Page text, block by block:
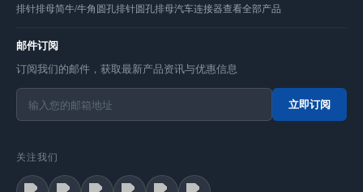
排针排母简牛/牛角圆孔排针圆孔排母汽车连接器查看全部产品
邮件订阅
订阅我们的邮件，获取最新产品资讯与优惠信息
立即订阅
关注我们